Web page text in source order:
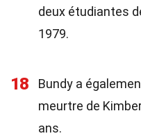
deux étudiantes
1979.
18
Bundy a
meurtre de
ans.